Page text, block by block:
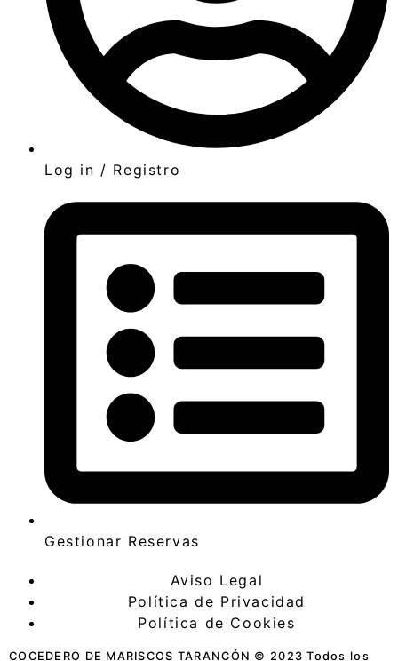
Log in / Registro
Gestionar Reservas
Aviso Legal
Política de Privacidad
Política de Cookies
COCEDERO DE MARISCOS TARANCÓN © 2023 Todos los